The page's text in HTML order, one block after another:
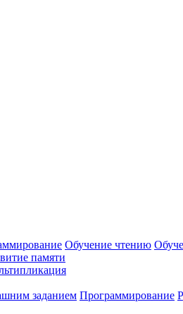
Обучение чтению
памяти
заданием Программирование